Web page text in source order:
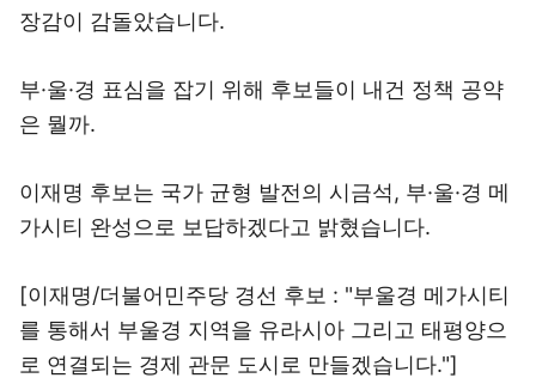
장감이 감돌았습니다.
부·울·경 표심을 잡기 위해 후보들이 내건 정책 공약
은 뭘까.
이재명 후보는 국가 균형 발전의 시금석, 부·울·경 메
가시티 완성으로 보답하겠다고 밝혔습니다.
[이재명/더불어민주당 경선 후보 : "부울경 메가시티
를 통해서 부울경 지역을 유라시아 그리고 태평양으
로 연결되는 경제 관문 도시로 만들겠습니다."]